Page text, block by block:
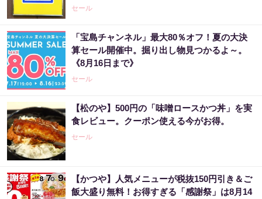
セール
「宝島チャンネル」最大80％オフ！夏の大決
算セール開催中。掘り出し物見つかるよ～。
《8月16日まで》
セール
【松のや】500円の「味噌ロースかつ丼」を実
食レビュー。クーポン使える今がお得。
セール
【かつや】人気メニューが税抜150円引き＆ご
飯大盛り無料！お得すぎる「感謝祭」は8月14